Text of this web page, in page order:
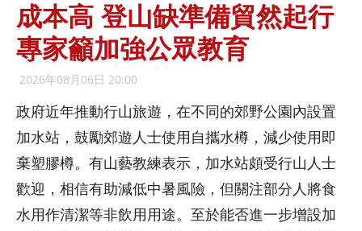
成本高 登山缺準備貿然起行
專家籲加強公眾教育
2026年08月06日 20:00
政府近年推動行山旅遊，在不同的郊野公園內設置
加水站，鼓勵郊遊人士使用自攜水樽，減少使用即
棄塑膠樽。有山藝教練表示，加水站頗受行山人士
歡迎，相信有助減低中暑風險，但關注部分人將食
水用作清潔等非飲用用途。至於能否進一步增設加